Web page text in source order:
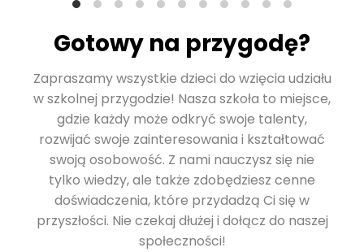
Gotowy na przygodę?
Zapraszamy wszystkie dzieci do wzięcia udziału
w szkolnej przygodzie! Nasza szkoła to miejsce,
gdzie każdy może odkryć swoje talenty,
rozwijać swoje zainteresowania i kształtować
swoją osobowość. Z nami nauczysz się nie
tylko wiedzy, ale także zdobędziesz cenne
doświadczenia, które przydadzą Ci się w
przyszłości. Nie czekaj dłużej i dołącz do naszej
społeczności!